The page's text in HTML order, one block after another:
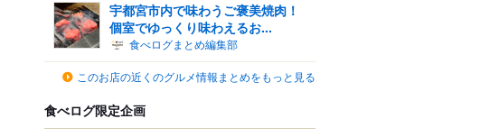
宇都宮市内で味わうご褒美焼肉！
個室でゆっくり味わえるお...
食べログまとめ編集部
このお店の近くのグルメ情報まとめをもっと見る
食べログ限定企画